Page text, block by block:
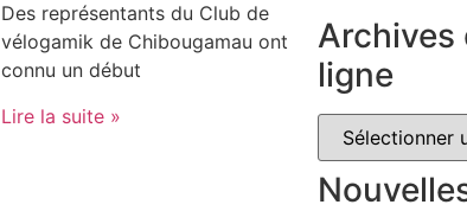
Des représentants du Club de
vélogamik de Chibougamau ont
connu un début
Lire la suite »
Archives
ligne